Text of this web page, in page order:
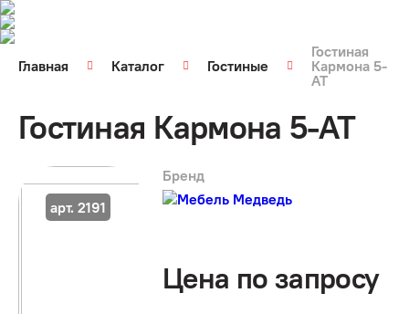
Главная Каталог Гостиные
Гостиная
Кармона 5-
АТ
Гостиная Кармона 5-АТ
арт. 2191
Бренд
Цена по запросу